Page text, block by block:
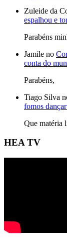
Zuleide da
espalhou e
Parabéns
Jamile no
conta do
Parabéns,
Tiago Silva
fomos
Que matéria
HEA TV